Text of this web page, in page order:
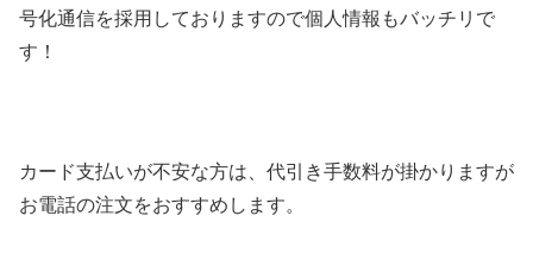
号化通信を採用しておりますので個人情報もバッチリで
す！
カード支払いが不安な方は、代引き手数料が掛かりますが
お電話の注文をおすすめします。